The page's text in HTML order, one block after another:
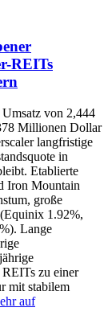
REITs
von 2,444
Millionen Dollar
langfristige
in
Etablierte
Iron Mountain
große
1.92%,
Lange
zu einer
mit stabilem
auf